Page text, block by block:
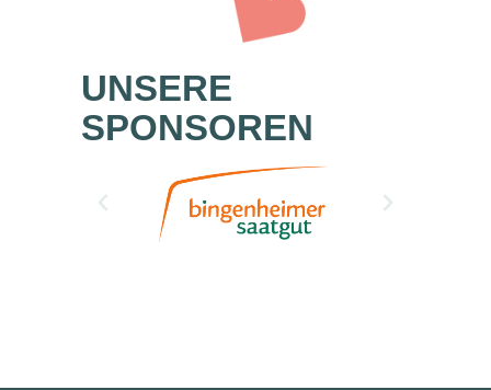
UNSERE
SPONSOREN